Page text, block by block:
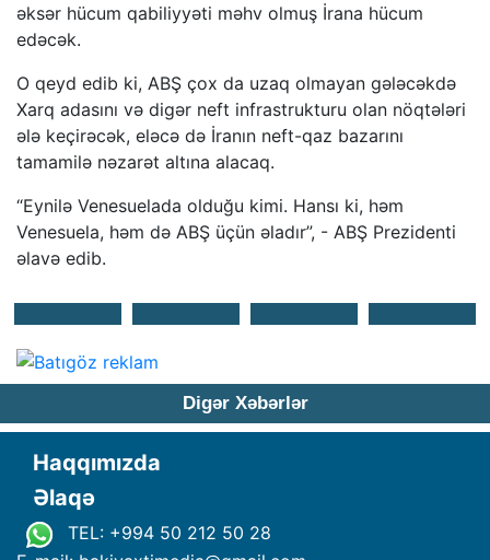
əksər hücum qabiliyyəti məhv olmuş İrana hücum
edəcək.
O qeyd edib ki, ABŞ çox da uzaq olmayan gələcəkdə
Xarq adasını və digər neft infrastrukturu olan nöqtələri
ələ keçirəcək, eləcə də İranın neft-qaz bazarını
tamamilə nəzarət altına alacaq.
“Eynilə Venesuelada olduğu kimi. Hansı ki, həm
Venesuela, həm də ABŞ üçün əladır”, - ABŞ Prezidenti
əlavə edib.
Digər Xəbərlər
Haqqımızda
Əlaqə
TEL: +994 50 212 50 28